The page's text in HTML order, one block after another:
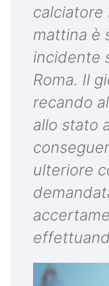
calciatore
mattina è
incidente
Roma. Il
recando
allo stato
ulteriore